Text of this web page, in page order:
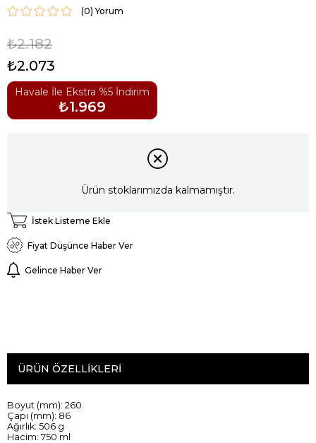
(0)
₺2.182
₺2.073
Havale İle Ekstra %5 İndirim
₺1.969
Ürün stoklarımızda kalmamıştır.
İstek Listeme Ekle
Fiyat Düşünce Haber Ver
Gelince Haber Ver
ÜRÜN ÖZELLIKLERI
Boyut (mm): 260
Çapı (mm): 86
Ağırlık: 506 g
Hacim: 750 ml